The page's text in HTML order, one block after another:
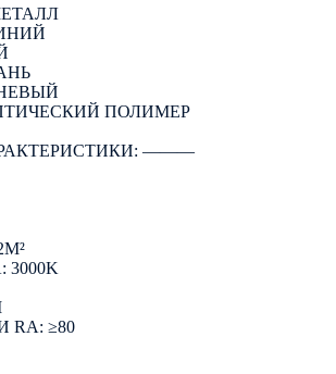
ПОЛИМЕР
―――
≥80